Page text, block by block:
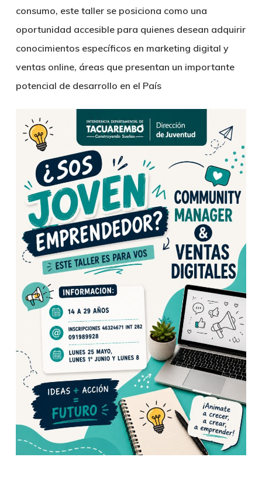
consumo, este taller se posiciona como una
oportunidad accesible para quienes desean adquirir
conocimientos específicos en marketing digital y
ventas online, áreas que presentan un importante
potencial de desarrollo en el País